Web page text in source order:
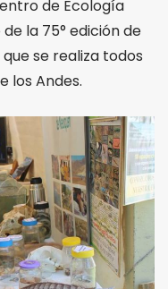
de Ecología
la 75° edición de
se realiza todos
los Andes.